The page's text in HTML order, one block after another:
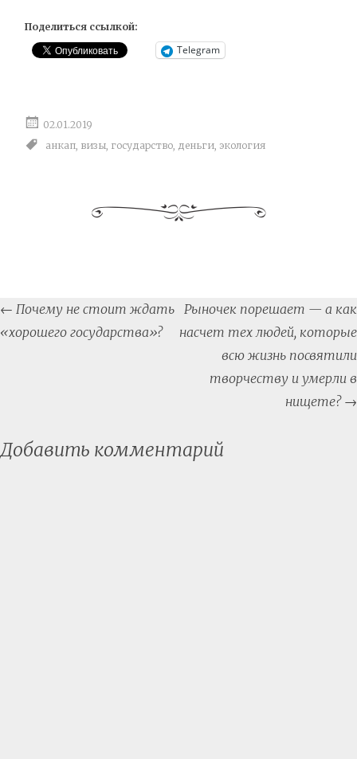
Поделиться ссылкой:
Telegram
02.01.2019
анкап визы государство деньги экология
Post
navigation
← Почему не стоит ждать
«хорошего государства»?
Рыночек порешает — а как
насчет тех людей, которые
всю жизнь посвятили
творчеству и умерли в
нищете? →
Добавить комментарий